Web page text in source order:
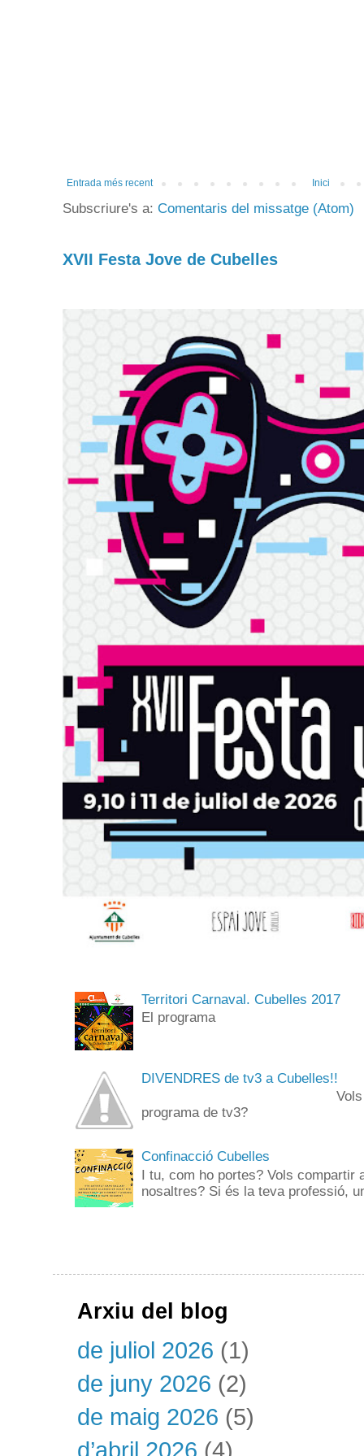
Entrada més recent Inici
Subscriure's a: Comentaris del missatge (Atom)
XVII Festa Jove de Cubelles
Territori Carnaval. Cubelles 2017
El programa
DIVENDRES de tv3 a Cubelles!!
Vols anar de
programa de tv3?
Confinacció Cubelles
I tu, com ho portes? Vols compartir
nosaltres? Si és la teva professió,
Arxiu del blog
de juliol 2026 (1)
de juny 2026 (2)
de maig 2026 (5)
d’abril 2026 (4)